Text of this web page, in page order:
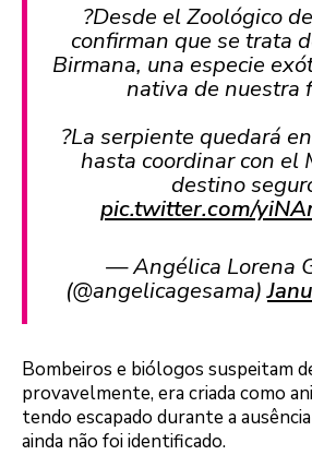
?Desde el Zoológico
confirman que se trata
Birmana, una especie
nativa de nuestra
?La serpiente quedará
hasta coordinar con el
destino
pic.twitter.com/
— Angélica Lorena
(@angelicagesama)
Bombeiros e biólogos suspeitam
provavelmente, era criada como
tendo escapado durante a
ainda não foi identificado.